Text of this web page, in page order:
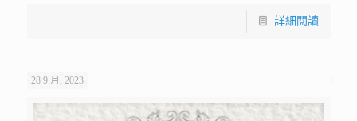
詳細閱讀
28 9 月, 2023